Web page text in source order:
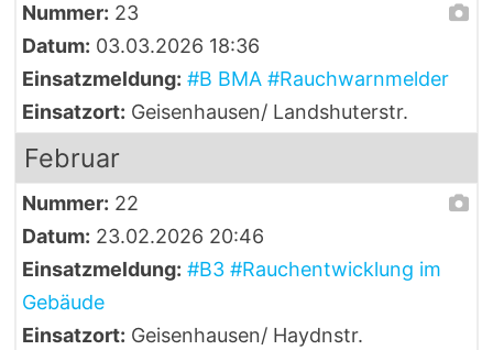
Nummer: 23
Datum: 03.03.2026 18:36
Einsatzmeldung: #B BMA #Rauchwarnmelder
Einsatzort: Geisenhausen/ Landshuterstr.
Februar
Nummer: 22
Datum: 23.02.2026 20:46
Einsatzmeldung: #B3 #Rauchentwicklung im
Gebäude
Einsatzort: Geisenhausen/ Haydnstr.